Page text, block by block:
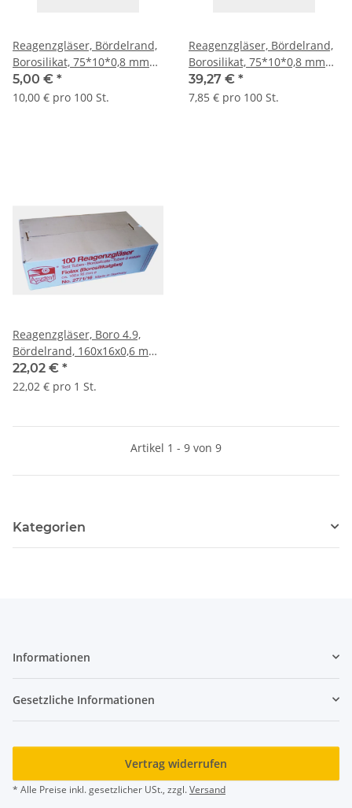
Reagenzgläser, Bördelrand,
Borosilikat, 75*10*0,8 mm
L*AD*Wandung 50
St./Kleinpack
5,00 € *
10,00 € pro 100 St.
Reagenzgläser, Bördelrand,
Borosilikat, 75*10*0,8 mm
L*AD*Wandung 500 St./Pack
39,27 € *
7,85 € pro 100 St.
Reagenzgläser, Boro 4.9,
Bördelrand, 160x16x0,6 mm
L*AD*Wandung 100 St./Pack
No. 2771/16 #42771051
22,02 € *
22,02 € pro 1 St.
Artikel 1 - 9 von 9
Kategorien
Informationen
Gesetzliche Informationen
Vertrag widerrufen
* Alle Preise inkl. gesetzlicher USt., zzgl.Versand